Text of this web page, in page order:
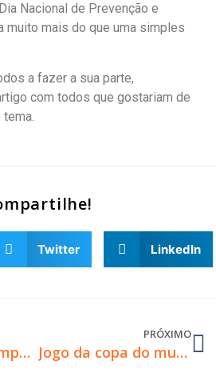
Nacional de Prevenção e
muito mais do que uma simples
a fazer a sua parte,
com todos que gostariam de
Twitter LinkedIn
Aprenda como limpar seu aparelho auditivo com a Binaural
PRÓXIMO
Jogo da copa do mundo: como assistir com aparelho auditivo?